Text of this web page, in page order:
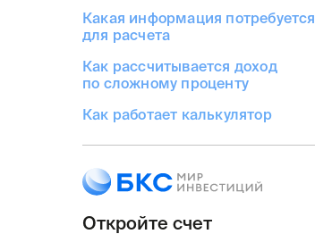
Откройте счет
Какая информация потребуется
для расчета
Как рассчитывается доход
по сложному проценту
Как работает калькулятор